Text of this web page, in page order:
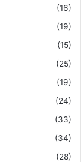
(16)
(19)
(15)
(25)
(19)
(24)
(33)
(34)
(28)